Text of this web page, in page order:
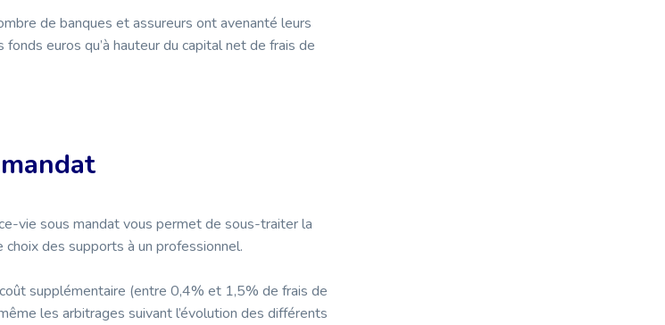
de banques et assureurs ont avenanté leurs
euros qu’à hauteur du capital net de frais de
vie sous mandat vous permet de sous-traiter la
des supports à un professionnel.
supplémentaire (entre 0,4% et 1,5% de frais de
les arbitrages suivant l’évolution des différents